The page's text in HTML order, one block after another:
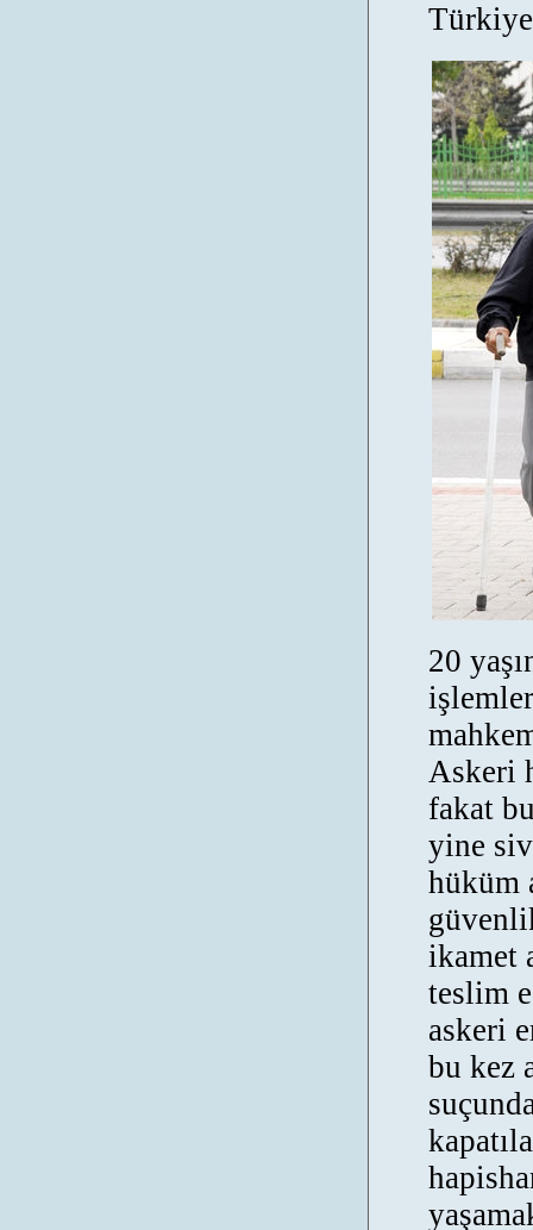
20
Askeri
fakat
yine
hüküm
ikamet
teslim
askeri
bu kez